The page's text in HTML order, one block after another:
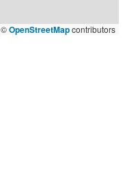
©OpenStreetMapcontributors